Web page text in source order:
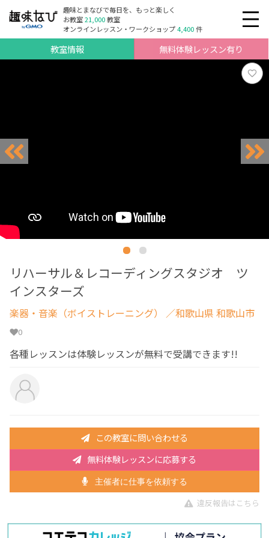
趣味とまなびで毎日を、もっと楽しく
お教室21,000教室
オンラインレッスン・ワークショップ4,400件
教室情報 無料体験レッスン有り
リハーサル＆レコーディングスタジオ ツ
インスターズ
楽器・音楽（ボイストレーニング） ／和歌山県 和歌山市
0
各種レッスンは体験レッスンが無料で受講できます!!
この教室に問い合わせる
無料体験レッスンに応募する
主催者に仕事を依頼する
違反報告はこちら